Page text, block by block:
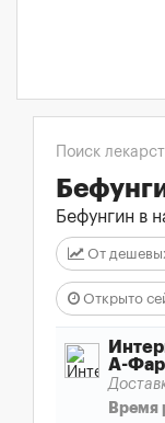
Поиск
Бефунгин в
От
Открыто
А-
Время